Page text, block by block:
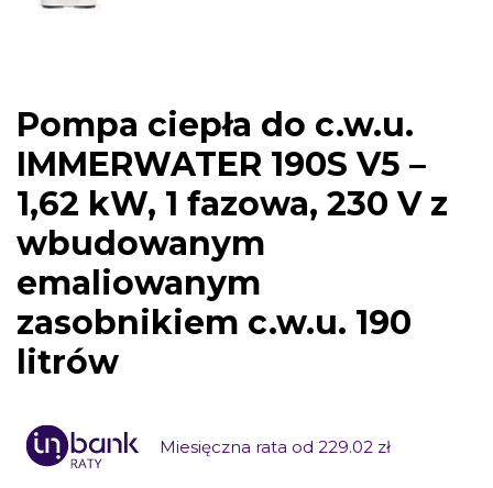
Pompa ciepła do c.w.u.
IMMERWATER 190S V5 –
1,62 kW, 1 fazowa, 230 V z
wbudowanym
emaliowanym
zasobnikiem c.w.u. 190
litrów
Miesięczna rata od 229.02 zł